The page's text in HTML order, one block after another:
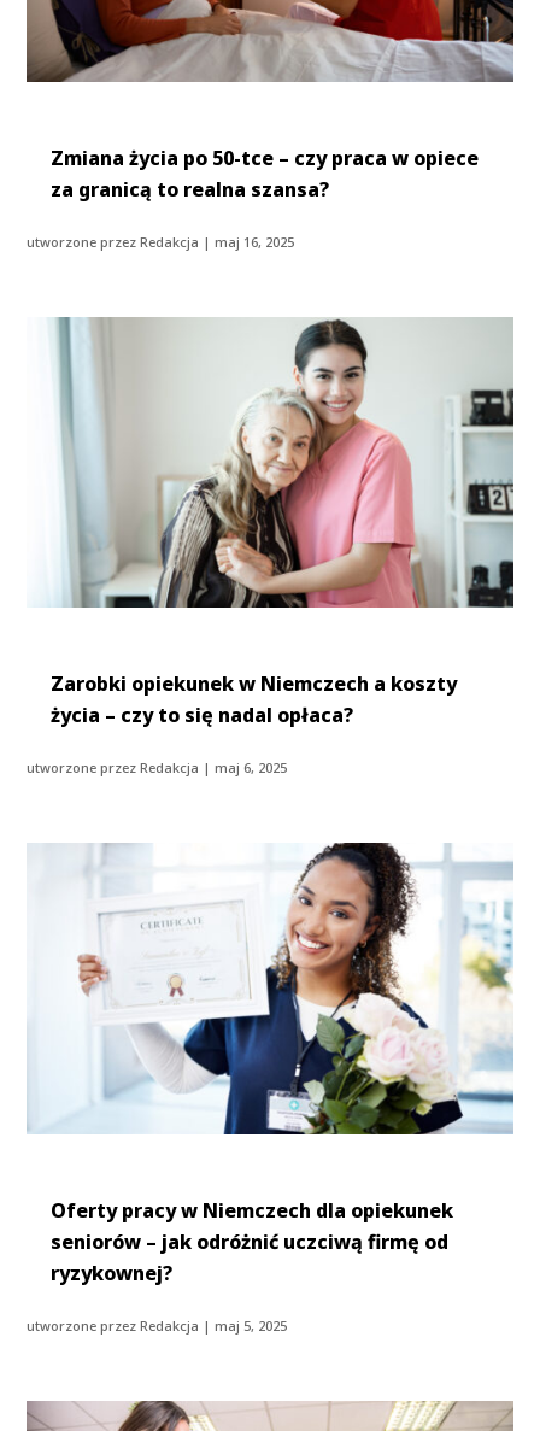
Zmiana życia po 50-tce – czy praca w opiece
za granicą to realna szansa?
utworzone przezRedakcja |maj 16, 2025
Zarobki opiekunek w Niemczech a koszty
życia – czy to się nadal opłaca?
utworzone przezRedakcja |maj 6, 2025
Oferty pracy w Niemczech dla opiekunek
seniorów – jak odróżnić uczciwą firmę od
ryzykownej?
utworzone przezRedakcja |maj 5, 2025